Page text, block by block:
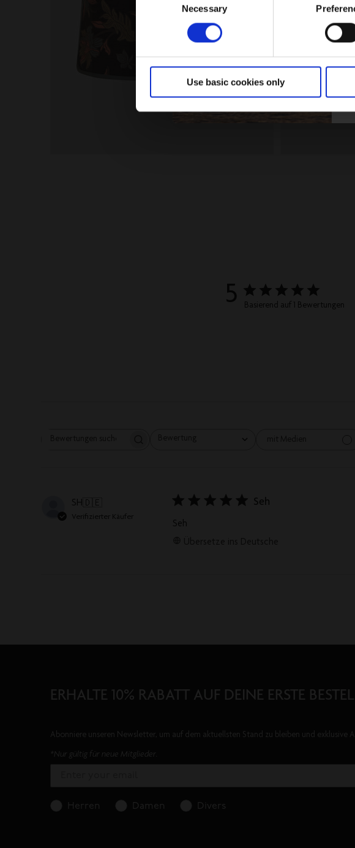
Necessary
Use basic cookies only
5 Basierend auf 1 Bewertungen
SH🇩🇪
Verifizierter Käufer
Seh
Seh
ERHALTE 10% RABATT AUF DEINE ERSTE
Abonniere unseren Newsletter, um auf dem aktuellsten Stand zu bleiben und exklusive
*Nur gültig für neue Mitglieder.
Herren Damen Divers